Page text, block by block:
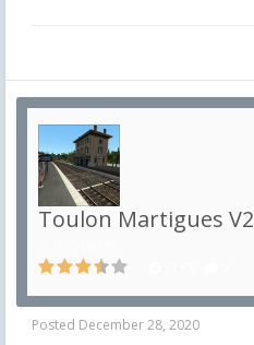
Toulon Martigues V2
Posted December 28, 2020